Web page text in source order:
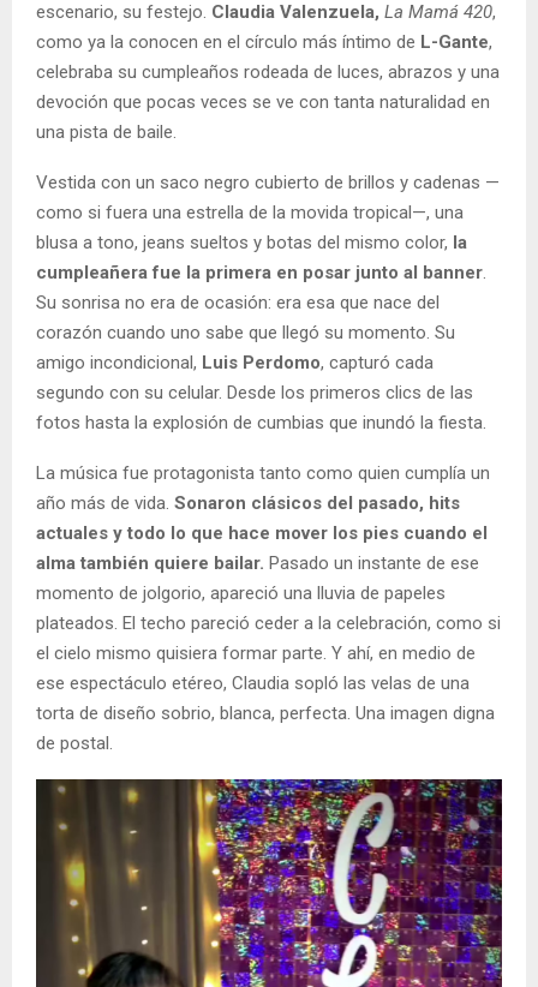
escenario, su festejo. Claudia Valenzuela, La Mamá 420,
como ya la conocen en el círculo más íntimo de L-Gante,
celebraba su cumpleaños rodeada de luces, abrazos y una
devoción que pocas veces se ve con tanta naturalidad en
una pista de baile.
Vestida con un saco negro cubierto de brillos y cadenas —
como si fuera una estrella de la movida tropical—, una
blusa a tono, jeans sueltos y botas del mismo color, la
cumpleañera fue la primera en posar junto al banner.
Su sonrisa no era de ocasión: era esa que nace del
corazón cuando uno sabe que llegó su momento. Su
amigo incondicional, Luis Perdomo, capturó cada
segundo con su celular. Desde los primeros clics de las
fotos hasta la explosión de cumbias que inundó la fiesta.
La música fue protagonista tanto como quien cumplía un
año más de vida. Sonaron clásicos del pasado, hits
actuales y todo lo que hace mover los pies cuando el
alma también quiere bailar. Pasado un instante de ese
momento de jolgorio, apareció una lluvia de papeles
plateados. El techo pareció ceder a la celebración, como si
el cielo mismo quisiera formar parte. Y ahí, en medio de
ese espectáculo etéreo, Claudia sopló las velas de una
torta de diseño sobrio, blanca, perfecta. Una imagen digna
de postal.